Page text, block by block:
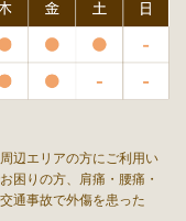
辺エリアの方にご利用い
困りの方、肩痛・腰痛・
通事故で外傷を患った